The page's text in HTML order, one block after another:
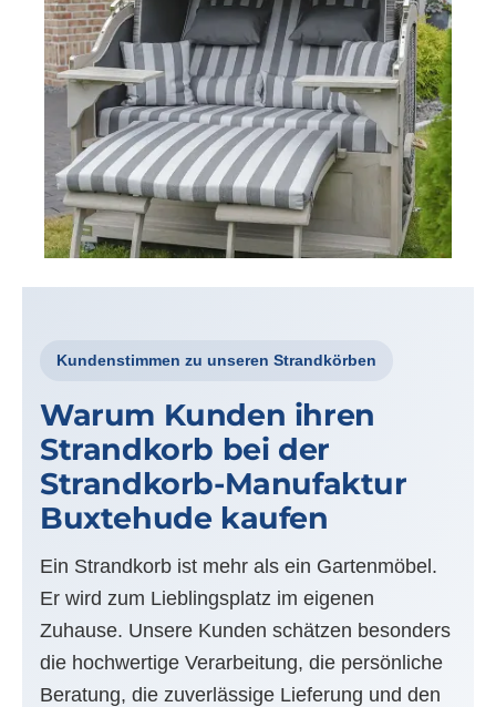
Kundenstimmen zu unseren Strandkörben
Warum Kunden ihren
Strandkorb bei der
Strandkorb-Manufaktur
Buxtehude kaufen
Ein Strandkorb ist mehr als ein Gartenmöbel.
Er wird zum Lieblingsplatz im eigenen
Zuhause. Unsere Kunden schätzen besonders
die hochwertige Verarbeitung, die persönliche
Beratung, die zuverlässige Lieferung und den